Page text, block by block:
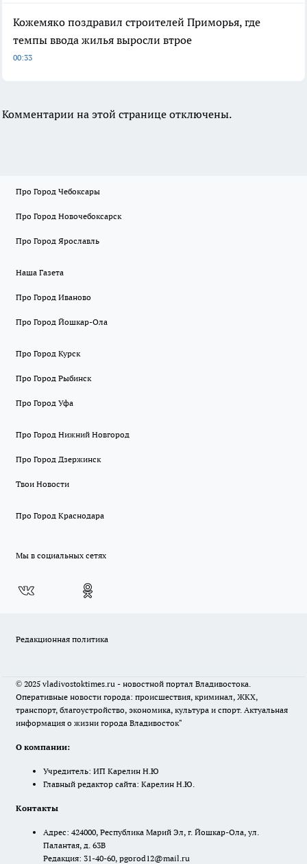
Кожемяко поздравил строителей Приморья, где
темпы ввода жилья выросли втрое
00:33
Комментарии на этой странице отключены.
Про Город Чебоксары
Про Город Новочебоксарск
Про Город Ярославль
Наша Газета
Про Город Иваново
Про Город Йошкар-Ола
Про Город Курск
Про Город Рыбинск
Про Город Уфа
Про Город Нижний Новгород
Про Город Дзержинск
Твои Новости
Про Город Краснодара
Мы в социальных сетях
Редакционная политика
© 2025 vladivostoktimes.ru - новостной портал Владивостока.
Оперативные новости города: происшествия, криминал, ЖКХ,
транспорт, благоустройство, экономика, культура и спорт. Актуальная
информация о жизни города Владивосток"
О компании:
Учредитель: ИП Карелин Н.Ю
Главный редактор сайта: Карелин Н.Ю.
Контакты
Адрес: 424000, Республика Марий Эл, г. Йошкар-Ола, ул.
Палантая, д. 63В
Редакция: 31-40-60, pgorod12@mail.ru